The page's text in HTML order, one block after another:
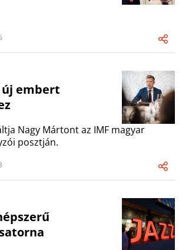
új embert
Nagy Mártont az IMF magyar
posztján.